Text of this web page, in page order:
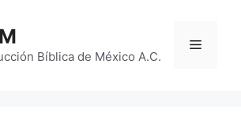
Bíblica de México A.C.
Menu